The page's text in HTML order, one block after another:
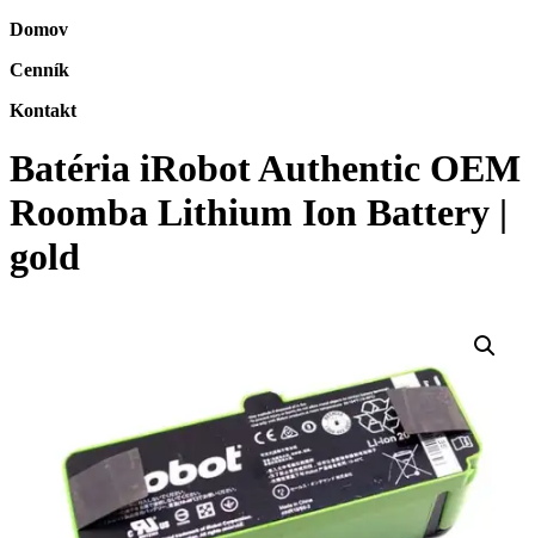
Domov
Cenník
Kontakt
Batéria iRobot Authentic OEM
Roomba Lithium Ion Battery |
gold